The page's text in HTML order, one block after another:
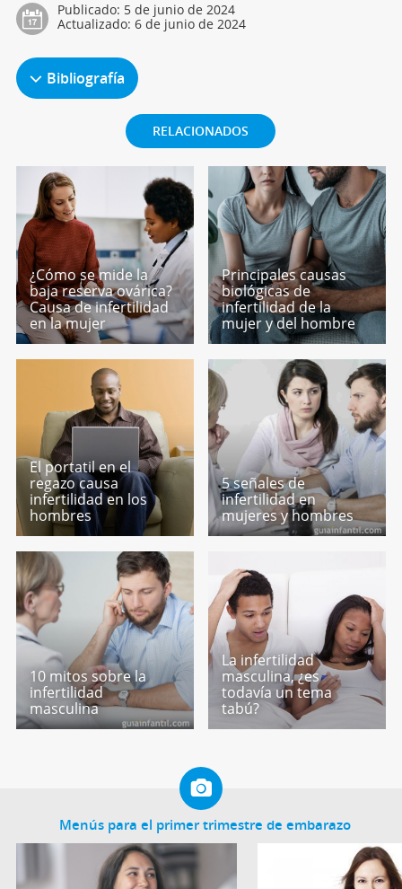
Publicado: 5 de junio de 2024
Actualizado: 6 de junio de 2024
Bibliografía
RELACIONADOS
¿Cómo se mide la
baja reserva ovárica?
Causa de infertilidad
en la mujer
Principales causas
biológicas de
infertilidad de la
mujer y del hombre
El portatil en el
regazo causa
infertilidad en los
hombres
5 señales de
infertilidad en
mujeres y hombres
10 mitos sobre la
infertilidad
masculina
La infertilidad
masculina, ¿es
todavía un tema
tabú?
Menús para el primer trimestre de embarazo